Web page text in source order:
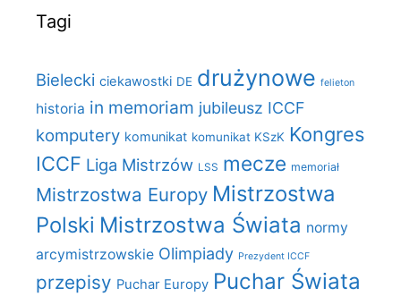
Tagi
Bielecki ciekawostki DE drużynowe felieton
historia in memoriam jubileusz ICCF
komputery komunikat komunikat KSzK Kongres
ICCF Liga Mistrzów LSS mecze memoriał
Mistrzostwa Europy Mistrzostwa
Polski Mistrzostwa Świata normy
arcymistrzowskie Olimpiady Prezydent ICCF
przepisy Puchar Europy Puchar Świata